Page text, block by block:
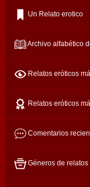
Un Relato erotico
Archivo alfabético
Relatos eróticos
Relatos eróticos
Comentarios
Géneros de relatos